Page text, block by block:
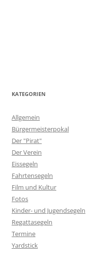
KATEGORIEN
Allgemein
Bürgermeisterpokal
Der "Pirat"
Der Verein
Eissegeln
Fahrtensegeln
Film und Kultur
Fotos
Kinder- und Jugendsegeln
Regattasegeln
Termine
Yardstick